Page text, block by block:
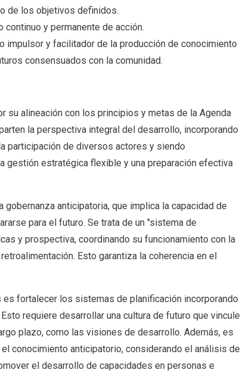
de los objetivos definidos.
y permanente de acción.
impulsor y facilitador de la producción de conocimiento
consensuados con la comunidad.
su alineación con los principios y metas de la Agenda
la perspectiva integral del desarrollo, incorporando
participación de diversos actores y siendo
gestión estratégica flexible y una preparación efectiva
anticipatoria, que implica la capacidad de
para el futuro. Se trata de un "sistema de
y prospectiva, coordinando su funcionamiento con la
Esto garantiza la coherencia en el
fortalecer los sistemas de planificación incorporando
requiere desarrollar una cultura de futuro que vincule
plazo, como las visiones de desarrollo. Además, es
conocimiento anticipatorio, considerando el análisis de
el desarrollo de capacidades en personas e